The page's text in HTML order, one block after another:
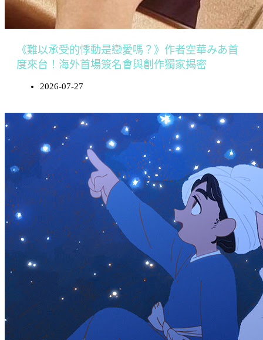
《難以承受的悸動是戀愛嗎？》作者空華みあ首
度來台！海外首場簽名會與創作獨家揭密
2026-07-27